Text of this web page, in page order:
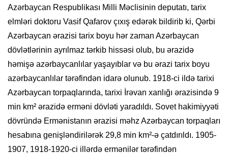
Azərbaycan Respublikası Milli Məclisinin deputatı, tarix
elmləri doktoru Vasif Qafarov çıxış edərək bildirib ki, Qərbi
Azərbaycan ərazisi tarix boyu hər zaman Azərbaycan
dövlətlərinin ayrılmaz tərkib hissəsi olub, bu ərazidə
həmişə azərbaycanlılar yaşayıblar və bu ərazi tarix boyu
azərbaycanlılar tərəfindən idarə olunub. 1918-ci ildə tarixi
Azərbaycan torpaqlarında, tarixi İrəvan xanlığı ərazisində 9
min km² ərazidə erməni dövləti yaradıldı. Sovet hakimiyyəti
dövründə Ermənistanın ərazisi məhz Azərbaycan torpaqları
hesabına genişləndirilərək 29,8 min km²-ə çatdırıldı. 1905-
1907, 1918-1920-ci illərdə ermənilər tərəfindən